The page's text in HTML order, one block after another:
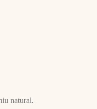
natural.